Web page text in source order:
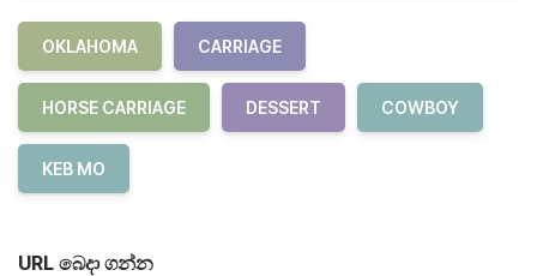
OKLAHOMA CARRIAGE
HORSE CARRIAGE DESSERT COWBOY
KEB MO
URL බෙදා ගන්න